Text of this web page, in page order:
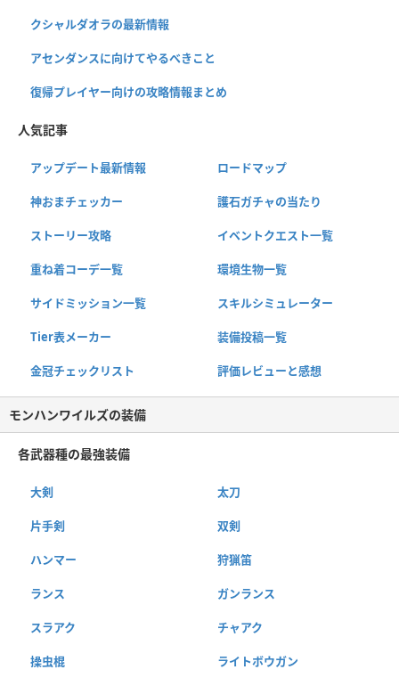
クシャルダオラの最新情報
アセンダンスに向けてやるべきこと
復帰プレイヤー向けの攻略情報まとめ
人気記事
アップデート最新情報 ロードマップ
神おまチェッカー 護石ガチャの当たり
ストーリー攻略 イベントクエスト一覧
重ね着コーデ一覧 環境生物一覧
サイドミッション一覧 スキルシミュレーター
Tier表メーカー 装備投稿一覧
金冠チェックリスト 評価レビューと感想
モンハンワイルズの装備
各武器種の最強装備
大剣 太刀
片手剣 双剣
ハンマー 狩猟笛
ランス ガンランス
スラアク チャアク
操虫棍 ライトボウガン